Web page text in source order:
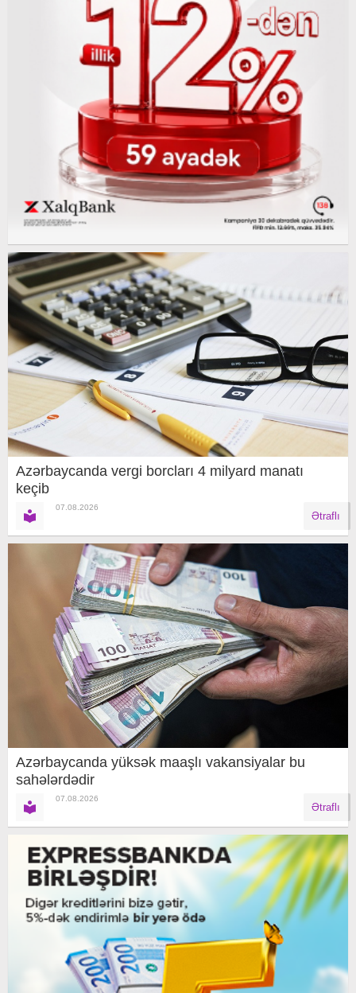
Azərbaycanda vergi borcları 4 milyard manatı
keçib
07.08.2026
Ətraflı
Azərbaycanda yüksək maaşlı vakansiyalar bu
sahələrdədir
07.08.2026
Ətraflı